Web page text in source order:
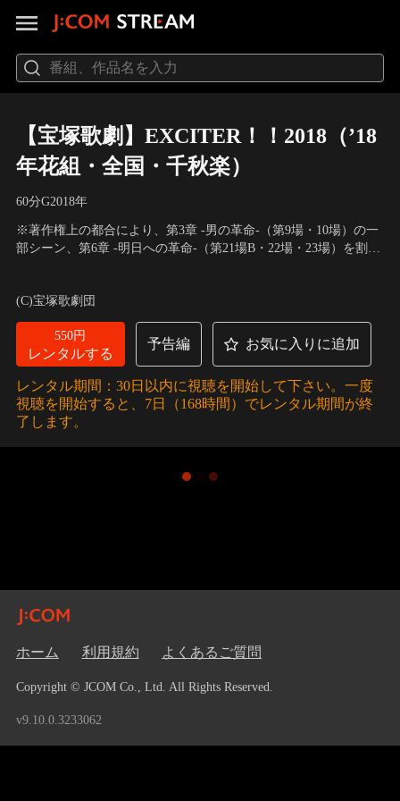
【宝塚歌劇】EXCITER！！2018（’18
年花組・全国・千秋楽）
60分G2018年
※著作権上の都合により、第3章 -男の革命-（第9場・10場）の一
部シーン、第6章 -明日への革命-（第21場B・22場・23場）を割愛
(C)宝塚歌劇団
550円
レンタルする
予告編 お気に入りに追加
レンタル期間：30日以内に視聴を開始して下さい。一度
視聴を開始すると、7日（168時間）でレンタル期間が終
了します。
ホーム 利用規約 よくあるご質問
Copyright © JCOM Co., Ltd. All Rights Reserved.
v9.10.0.3233062